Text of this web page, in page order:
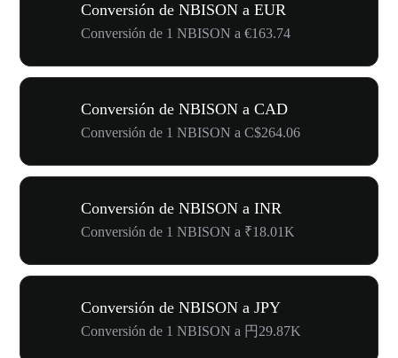
Conversión de NBISON a EUR
Conversión de 1 NBISON a €163.74
Conversión de NBISON a CAD
Conversión de 1 NBISON a C$264.06
Conversión de NBISON a INR
Conversión de 1 NBISON a ₹18.01K
Conversión de NBISON a JPY
Conversión de 1 NBISON a 円29.87K